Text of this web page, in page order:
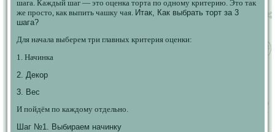
шага. Каждый шаг — это оценка торта по одному критерию. Это так
же просто, как выпить чашку чая. Итак, Как выбрать торт за 3
шага?
Для начала выберем три главных критерия оценки:
1. Начинка
2. Декор
3. Вес
И пойдём по каждому отдельно.
Шаг №1. Выбираем начинку